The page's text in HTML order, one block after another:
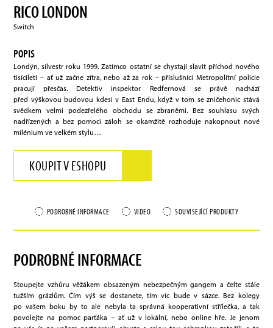
RICO LONDON
Switch
POPIS
Londýn, silvestr roku 1999. Zatímco ostatní se chystají slavit příchod nového
tisíciletí – ať už začne zítra, nebo až za rok – příslušníci Metropolitní policie
pracují přesčas. Detektiv inspektor Redfernová se právě nachází
před výškovou budovou kdesi v East Endu, když v tom se zničehonic stává
svědkem velmi podezřelého obchodu se zbraněmi. Bez souhlasu svých
nadřízených a bez pomoci záloh se okamžitě rozhoduje nakopnout nové
milénium ve velkém stylu…
KOUPIT V ESHOPU
PODROBNÉ INFORMACE VIDEO SOUVISEJÍCÍ PRODUKTY
PODROBNÉ INFORMACE
Stoupejte vzhůru věžákem obsazeným nebezpečným gangem a čelte stále
tužším grázlům. Čím výš se dostanete, tím víc bude v sázce. Bez kolegy
po vašem boku by to ale nebyla ta správná kooperativní střílečka, a tak
povolejte na pomoc parťáka – ať už v lokální, nebo online hře. Je jenom